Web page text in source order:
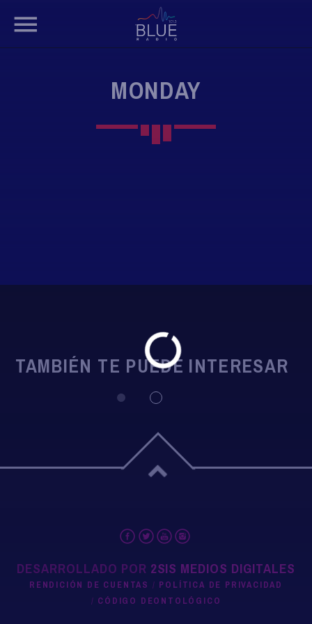
MONDAY
TAMBIÉN TE PUEDE INTERESAR
DESARROLLADO POR 2SIS MEDIOS DIGITALES
RENDICIÓN DE CUENTAS
POLÍTICA DE PRIVACIDAD
CÓDIGO DEONTOLÓGICO